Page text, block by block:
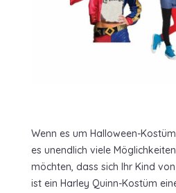
Wenn es um Halloween-
es unendlich viele
möchten, dass sich Ihr Kind
ist ein Harley Quinn-Kostüm